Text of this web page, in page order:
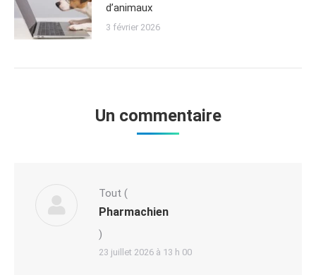
d’animaux
3 février 2026
Un commentaire
Tout (
Pharmachien
)
23 juillet 2026 à 13 h 00